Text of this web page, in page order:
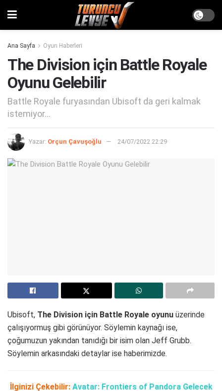
Ana Sayfa Oyun Haberleri
The Division için Battle Royale
Oyunu Gelebilir
Battle Royale furyasından Ubisoft da geri kalmak
istemiyor...
Yazar: Orçun Çavuşoğlu 24/07/2022 22:29
Ubisoft, The Division için Battle Royale oyunu üzerinde
çalışıyormuş gibi görünüyor. Söylemin kaynağı ise,
çoğumuzun yakından tanıdığı bir isim olan Jeff Grubb.
Söylemin arkasındaki detaylar ise haberimizde.
İlginizi Çekebilir: Avatar: Frontiers of Pandora Gelecek